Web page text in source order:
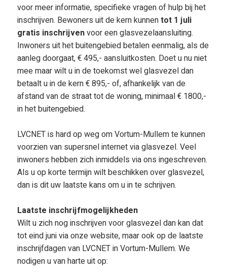
voor meer informatie, specifieke vragen of hulp bij het
inschrijven. Bewoners uit de kern kunnentot 1 juli
gratis inschrijvenvoor een glasvezelaansluiting.
Inwoners uit het buitengebied betalen eenmalig, als de
aanleg doorgaat, € 495,- aansluitkosten. Doet u nu niet
mee maar wilt u in de toekomst wel glasvezel dan
betaalt u in de kern € 895,- of, afhankelijk van de
afstand van de straat tot de woning, minimaal € 1800,-
in het buitengebied.
LVCNET is hard op weg om Vortum-Mullem te kunnen
voorzien van supersnel internet via glasvezel. Veel
inwoners hebben zich inmiddels via ons ingeschreven.
Als u op korte termijn wilt beschikken over glasvezel,
dan is dit uw laatste kans om u in te schrijven.
Laatste inschrijfmogelijkheden
Wilt u zich nog inschrijven voor glasvezel dan kan dat
tot eind juni via onze website, maar ook op de laatste
inschrijfdagen van LVCNET in Vortum-Mullem. We
nodigen u van harte uit op: